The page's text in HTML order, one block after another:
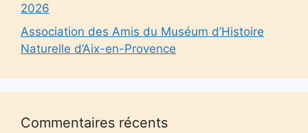
2026
Association des Amis du Muséum d’Histoire
Naturelle d’Aix-en-Provence
Commentaires récents